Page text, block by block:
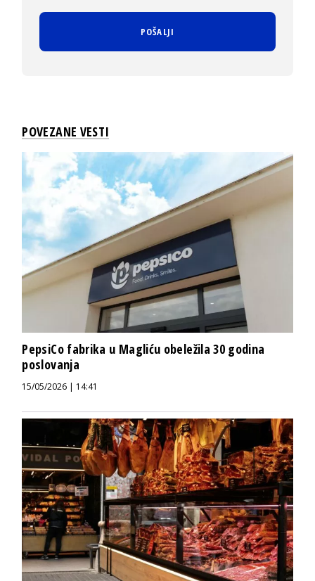
POVEZANE VESTI
PepsiCo fabrika u Magliću obeležila 30 godina
poslovanja
15/05/2026 | 14:41